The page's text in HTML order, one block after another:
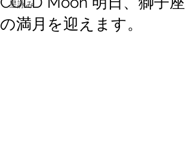
星詠み
の満月を迎えます。